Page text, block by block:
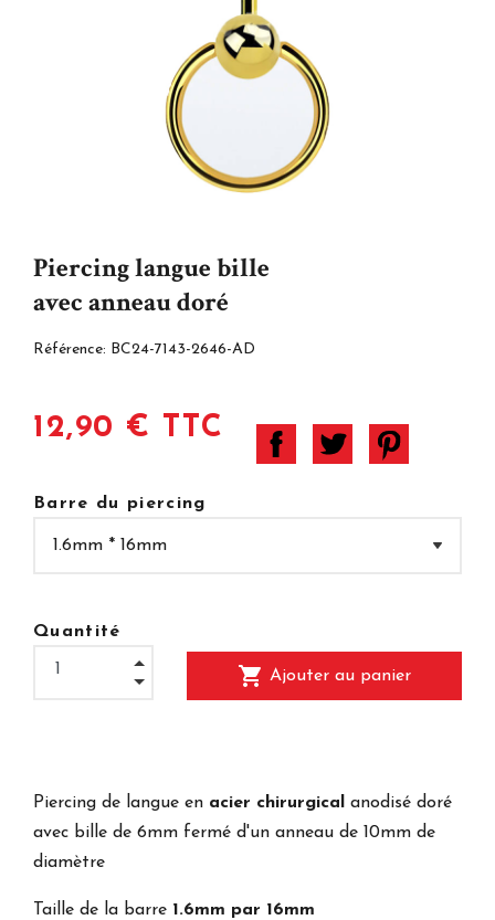
Piercing langue bille
avec anneau doré
Référence: BC24-7143-2646-AD
12,90 € TTC
Barre du piercing
Quantité
shopping_cart Ajouter au panier
Piercing de langue en acier chirurgical
anodisé doré
avec bille de 6mm fermé d'un anneau de 10mm de
diamètre
Taille de la barre 1.6mm par 16mm